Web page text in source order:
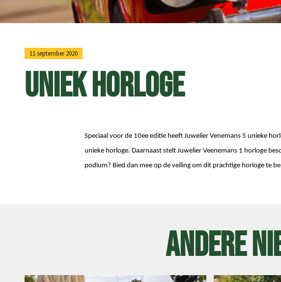
11 september 2020
Uniek horloge
Speciaal voor de 10ee editie heeft Juwelier Venemans 5 unieke
unieke horloge. Daarnaast stelt Juwelier Veenemans 1 horloge
podium? Bied dan mee op de veiling om dit prachtige horloge te
Andere